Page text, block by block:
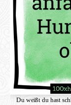
Du weißt du hast